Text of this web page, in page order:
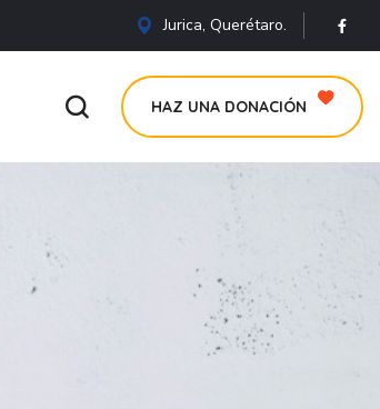
Jurica, Querétaro.
HAZ UNA DONACIÓN